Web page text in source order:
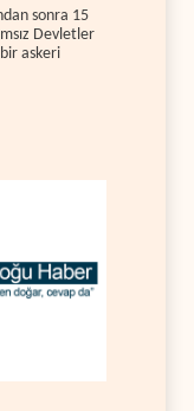
sonra 15
Devletler
askeri